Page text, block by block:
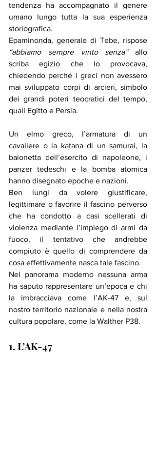
tendenza ha accompagnato il genere
umano lungo tutta la sua esperienza
storiografica.
“abbiamo sempre vinto senza” allo
scriba egizio che lo provocava,
chiedendo perché i greci non avessero
mai sviluppato corpi di arcieri, simbolo
dei grandi poteri teocratici del tempo,
quali Egitto e Persia.
Un elmo greco, l’armatura di un
cavaliere o la katana di un samurai, la
baionetta dell’esercito di napoleone, i
panzer tedeschi e la bomba atomica
hanno disegnato epoche e nazioni.
Ben lungi da volere giustificare,
legittimare o favorire il fascino perverso
che ha condotto a casi scellerati di
violenza mediante l’impiego di armi da
fuoco, il tentativo che andrebbe
compiuto è quello di comprendere da
cosa effettivamente nasca tale fascino.
Nel panorama moderno nessuna arma
ha saputo rappresentare un’epoca e chi
la imbracciava come l’AK-47 e, sul
nostro territorio nazionale e nella nostra
cultura popolare, come la Walther P38.
1. L’AK-47